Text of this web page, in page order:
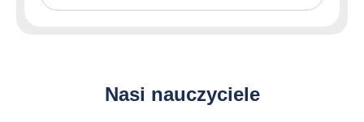
Nasi nauczyciele